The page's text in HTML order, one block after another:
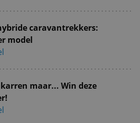
caravantrekkers:
model
maar... Win deze